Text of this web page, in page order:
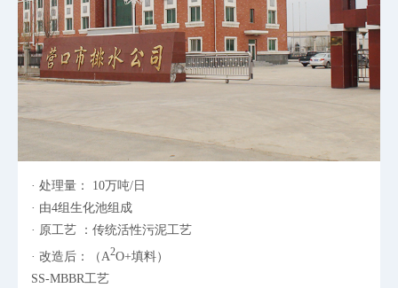
· 处理量： 10万吨/日
· 由4组生化池组成
· 原工艺 ：传统活性污泥工艺
· 改造后：（A2O+填料）
SS-MBBR工艺